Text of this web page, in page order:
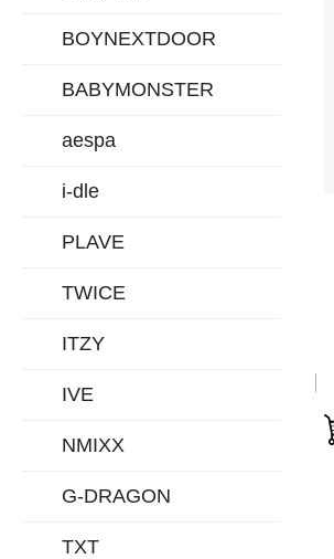
BOYNEXTDOOR
BABYMONSTER
aespa
i-dle
PLAVE
TWICE
ITZY
IVE
NMIXX
G-DRAGON
TXT